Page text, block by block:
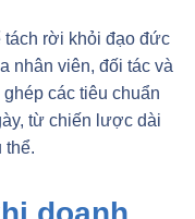
tách rời khỏi đạo đức
nhân viên, đối tác và
các tiêu chuẩn
từ chiến lược dài
thể.